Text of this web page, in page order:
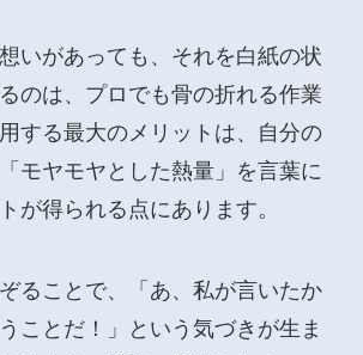
いがあっても、それを白紙の状
のは、プロでも骨の折れる作業
する最大のメリットは、自分の
モヤモヤとした熱量」を言葉に
が得られる点にあります。
ることで、「あ、私が言いたか
ことだ！」という気づきが生ま